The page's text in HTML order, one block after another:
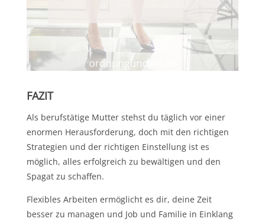
FAZIT
Als berufstätige Mutter stehst du täglich vor einer
enormen Herausforderung, doch mit den richtigen
Strategien und der richtigen Einstellung ist es
möglich, alles erfolgreich zu bewältigen und den
Spagat zu schaffen.
Flexibles Arbeiten ermöglicht es dir, deine Zeit
besser zu managen und Job und Familie in Einklang